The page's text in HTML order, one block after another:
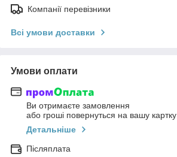
Компанії перевізники
Всі умови доставки
Умови оплати
Ви отримаєте замовлення
або гроші повернуться на вашу картку
Детальніше
Післяплата